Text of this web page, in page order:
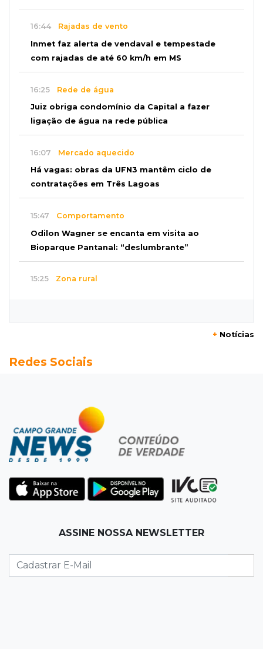
16:44 Rajadas de vento
Inmet faz alerta de vendaval e tempestade
com rajadas de até 60 km/h em MS
16:25 Rede de água
Juiz obriga condomínio da Capital a fazer
ligação de água na rede pública
16:07 Mercado aquecido
Há vagas: obras da UFN3 mantêm ciclo de
contratações em Três Lagoas
15:47 Comportamento
Odilon Wagner se encanta em visita ao
Bioparque Pantanal: “deslumbrante”
15:25 Zona rural
Suspeito de participar de sequestro de bebê é
Celebração interativa
Quiz sobre história de Cassilândia marca festa
de 72 anos em praça no Centro
Ladário abre consulta para criação do Parque
Natural Pérola do Pantanal
Corumbá
vira personagem de livro
+ Notícias
Redes Sociais
ASSINE NOSSA NEWSLETTER